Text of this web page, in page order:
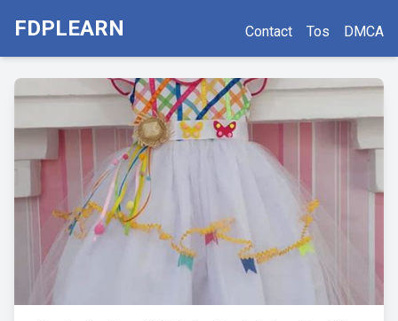
FDPLEARN Contact Tos DMCA